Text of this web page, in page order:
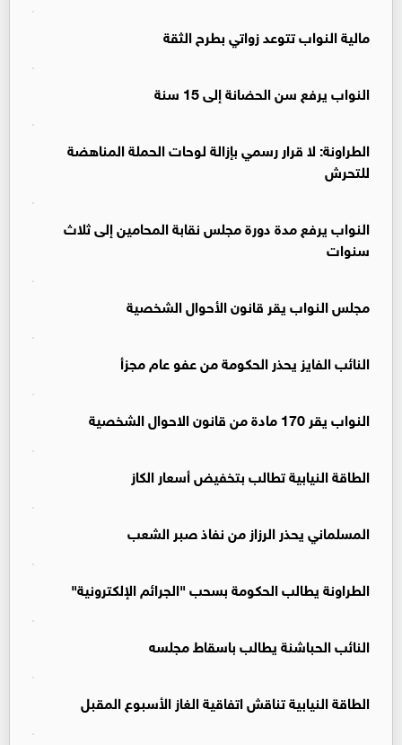
مالية النواب تتوعد زواتي بطرح الثقة
النواب يرفع سن الحضانة إلى 15 سنة
الطراونة: لا قرار رسمي بإزالة لوحات الحملة المناهضة
للتحرش
النواب يرفع مدة دورة مجلس نقابة المحامين إلى ثلاث
سنوات
مجلس النواب يقر قانون الأحوال الشخصية
النائب الفايز يحذر الحكومة من عفو عام مجزأ
النواب يقر 170 مادة من قانون الاحوال الشخصية
الطاقة النيابية تطالب بتخفيض أسعار الكاز
المسلماني يحذر الرزاز من نفاذ صبر الشعب
الطراونة يطالب الحكومة بسحب "الجرائم الإلكترونية"
النائب الحباشنة يطالب باسقاط مجلسه
الطاقة النيابية تناقش اتفاقية الغاز الأسبوع المقبل